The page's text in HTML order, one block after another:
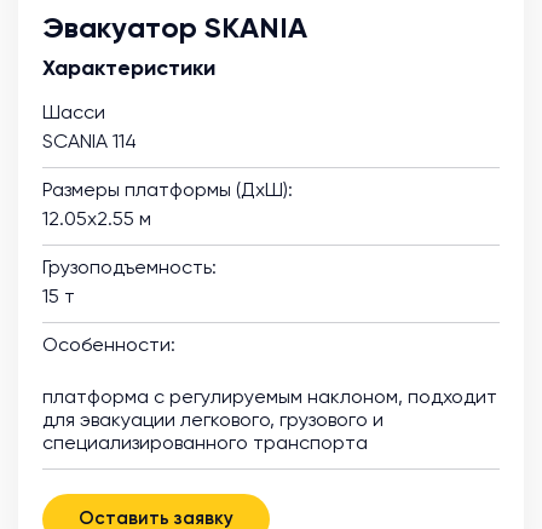
Эвакуатор SKANIA
Характеристики
Шасси
SCANIA 114
Размеры платформы (ДхШ):
12.05х2.55 м
Грузоподъемность:
15 т
Особенности:
платформа с регулируемым наклоном, подходит
для эвакуации легкового, грузового и
специализированного транспорта
Оставить заявку